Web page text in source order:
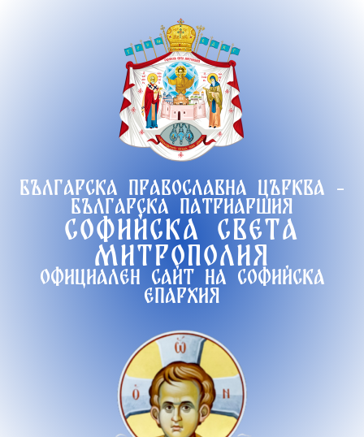
Българска православна църква -
Българска патриаршия
Софийска света
митрополия
Официален сайт на софийска
епархия